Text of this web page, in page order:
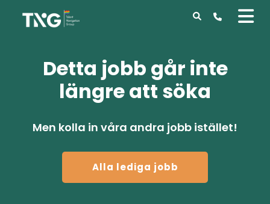
Detta jobb går inte
längre att söka
Men kolla in våra andra jobb istället!
Alla lediga jobb